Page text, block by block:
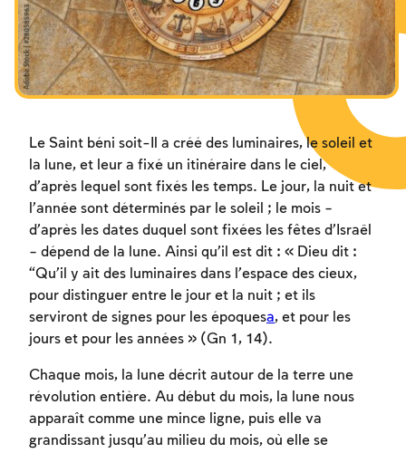
Le Saint béni soit-Il a créé des luminaires, le soleil et
la lune, et leur a fixé un itinéraire dans le ciel,
d’après lequel sont fixés les temps. Le jour, la nuit et
l’année sont déterminés par le soleil ; le mois –
d’après les dates duquel sont fixées les fêtes d’Israël
– dépend de la lune. Ainsi qu’il est dit : « Dieu dit :
“Qu’il y ait des luminaires dans l’espace des cieux,
pour distinguer entre le jour et la nuit ; et ils
serviront de signes pour les époquesa, et pour les
jours et pour les années » (Gn 1, 14).
Chaque mois, la lune décrit autour de la terre une
révolution entière. Au début du mois, la lune nous
apparaît comme une mince ligne, puis elle va
grandissant jusqu’au milieu du mois, où elle se